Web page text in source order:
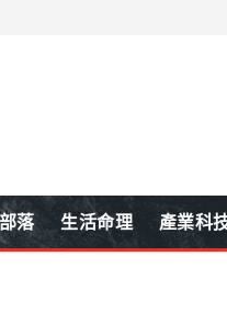
落 生活命理 產業科